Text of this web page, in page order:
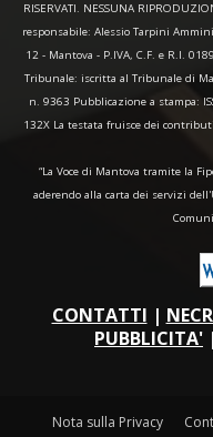
RISERVATI. NESSUNA
responsabile: Alessio Tarpini
12 - Mantova - P.IVA, C.F. e R.I.
Tribunale: iscritta al Tribunale di
n. 9363 Pubblicazione a stampa:
132X La testata fruisce dei
“La Voce di Mantova tramite la
aderendo alla carta dei servizi
CONTATTI |
PUBBLICITA' |
Nota sulla Privacy